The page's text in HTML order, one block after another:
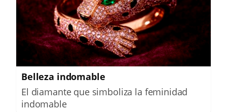
Belleza indomable
El diamante que simboliza la feminidad
indomable